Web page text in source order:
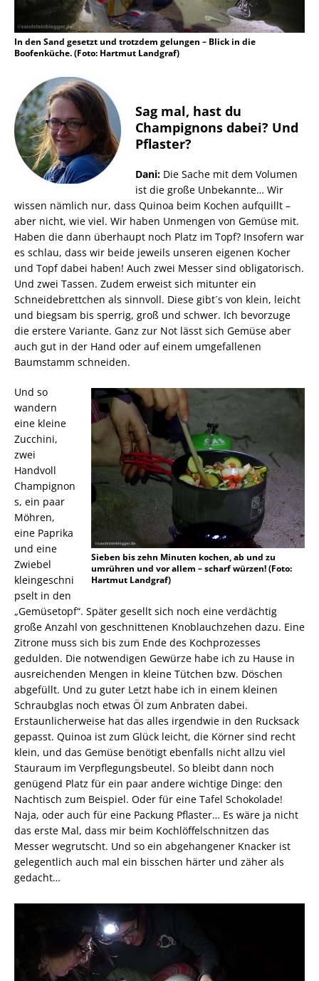
In den Sand gesetzt und trotzdem gelungen – Blick in die
Boofenküche. (Foto: Hartmut Landgraf)
Sag mal, hast du
Champignons dabei? Und
Pflaster?
Dani: Die Sache mit dem Volumen
ist die große Unbekannte… Wir
wissen nämlich nur, dass Quinoa beim Kochen aufquillt –
aber nicht, wie viel. Wir haben Unmengen von Gemüse mit.
Haben die dann überhaupt noch Platz im Topf? Insofern war
es schlau, dass wir beide jeweils unseren eigenen Kocher
und Topf dabei haben! Auch zwei Messer sind obligatorisch.
Und zwei Tassen. Zudem erweist sich mitunter ein
Schneidebrettchen als sinnvoll. Diese gibt´s von klein, leicht
und biegsam bis sperrig, groß und schwer. Ich bevorzuge
die erstere Variante. Ganz zur Not lässt sich Gemüse aber
auch gut in der Hand oder auf einem umgefallenen
Baumstamm schneiden.
Sieben bis zehn Minuten kochen, ab und zu
umrühren und vor allem – scharf würzen! (Foto:
Hartmut Landgraf)
Und so
wandern
eine kleine
Zucchini,
zwei
Handvoll
Champignon
s, ein paar
Möhren,
eine Paprika
und eine
Zwiebel
kleingeschni
pselt in den
„Gemüsetopf“. Später gesellt sich noch eine verdächtig
große Anzahl von geschnittenen Knoblauchzehen dazu. Eine
Zitrone muss sich bis zum Ende des Kochprozesses
gedulden. Die notwendigen Gewürze habe ich zu Hause in
ausreichenden Mengen in kleine Tütchen bzw. Döschen
abgefüllt. Und zu guter Letzt habe ich in einem kleinen
Schraubglas noch etwas Öl zum Anbraten dabei.
Erstaunlicherweise hat das alles irgendwie in den Rucksack
gepasst. Quinoa ist zum Glück leicht, die Körner sind recht
klein, und das Gemüse benötigt ebenfalls nicht allzu viel
Stauraum im Verpflegungsbeutel. So bleibt dann noch
genügend Platz für ein paar andere wichtige Dinge: den
Nachtisch zum Beispiel. Oder für eine Tafel Schokolade!
Naja, oder auch für eine Packung Pflaster… Es wäre ja nicht
das erste Mal, dass mir beim Kochlöffelschnitzen das
Messer wegrutscht. Und so ein abgehangener Knacker ist
gelegentlich auch mal ein bisschen härter und zäher als
gedacht…